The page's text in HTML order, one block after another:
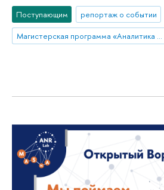
Поступающим репортаж о событии
Магистерская программа «Аналитика данных и прикладная статистика / Data Analytics and Social Statistics»